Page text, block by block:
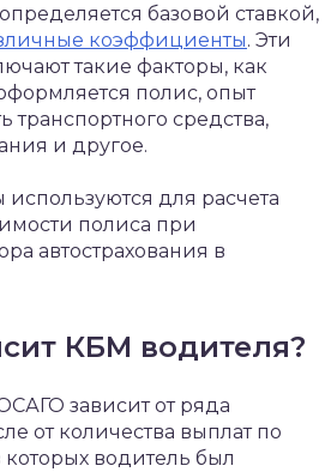
базовой ставкой,
коэффициенты. Эти
такие факторы, как
полис, опыт
транспортного средства,
и другое.
для расчета
полиса при
автострахования в
КБМ водителя?
зависит от ряда
от количества выплат по
водитель был